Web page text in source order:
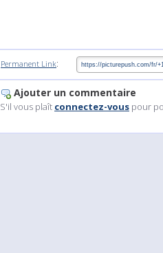
Permanent Link:
Ajouter un commentaire
S'il vous plaît connectez-vous pour